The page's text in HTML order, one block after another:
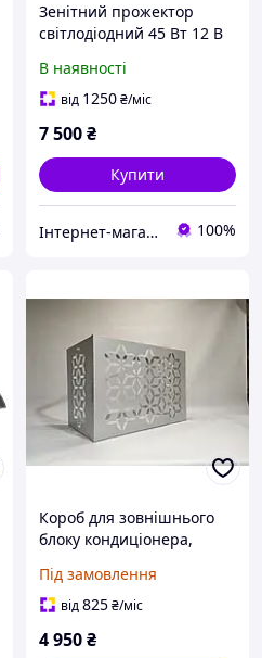
Зенітний прожектор
світлодіодний 45 Вт 12 В
метрів 1 градус
В наявності
від 1250₴/міс
7 500₴
Купити
Інтернет-магазин DVmarket 100%
Короб для зовнішнього
блоку кондиціонера,
Під замовлення
від825₴/міс
4 950₴